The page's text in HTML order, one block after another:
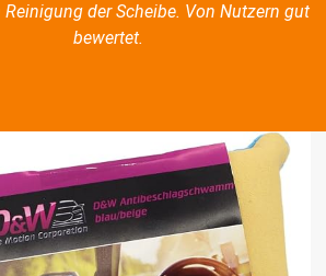
der Scheibe. Von Nutzern gut
bewertet.